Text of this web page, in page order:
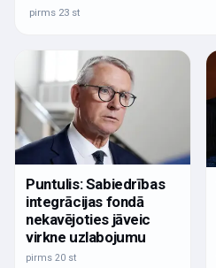
pirms 23 st
Puntulis: Sabiedrības
integrācijas fondā
nekavējoties jāveic
virkne uzlabojumu
pirms 20 st